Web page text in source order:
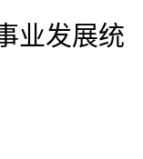
业发展统